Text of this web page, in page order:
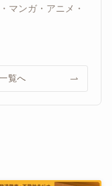
マンガ・アニメ・
覧へ